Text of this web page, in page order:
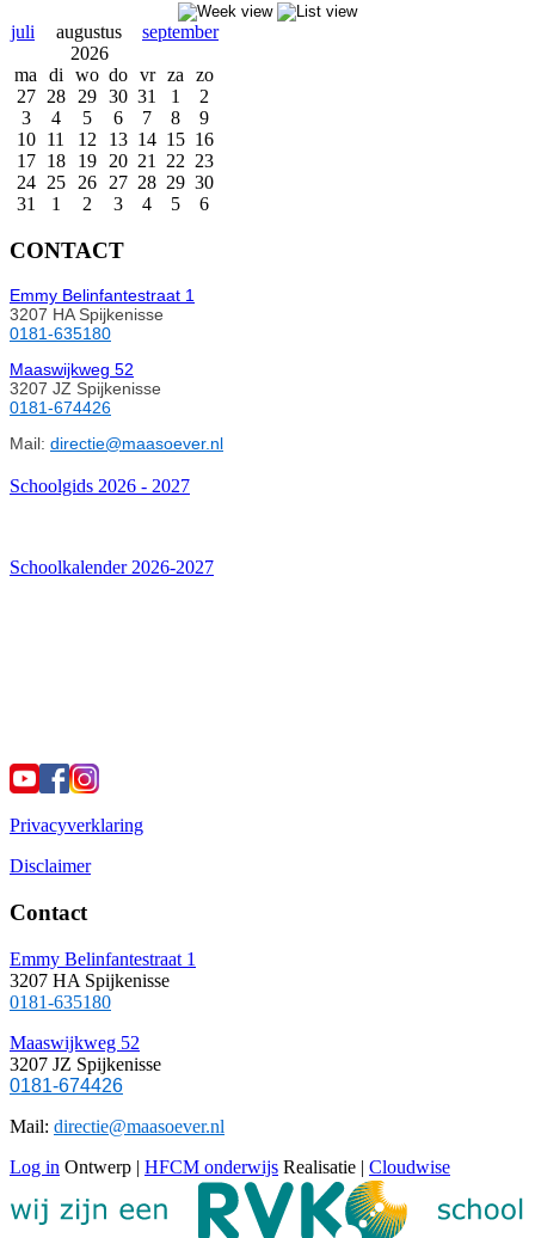
juli
augustus
2026
september
ma di wo do vr za
zo
27
28 29 30 31 1
2
3
4 5 6 7 8
9
10
11 12 13 14 15 16
17
18 19 20 21 22 23
24
25 26 27 28 29 30
31
1 2 3 4 5 6
CONTACT
Emmy Belinfantestraat 1
3207 HA Spijkenisse
0181-635180
Maaswijkweg 52
3207 JZ Spijkenisse
0181-674426
Mail: directie@maasoever.nl
Schoolgids 2026 - 2027
Schoolkalender 2026-2027
Privacyverklaring
Disclaimer
Contact
Emmy Belinfantestraat 1
3207 HA Spijkenisse
0181-635180
Maaswijkweg 52
3207 JZ Spijkenisse
0181-674426
Mail: directie@maasoever.nl
Log in Ontwerp | HFCM onderwijs Realisatie | Cloudwise